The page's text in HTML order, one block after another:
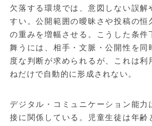
欠落する環境では、意図しない誤解
すい。公開範囲の曖昧さや投稿の恒
の重みを増幅させる。こうした条件
舞うには、相手・文脈・公開性を同
度な判断が求められるが、これは利
ねだけで自動的に形成されない。
デジタル・コミュニケーション能力
接に関係している。児童生徒は年齢